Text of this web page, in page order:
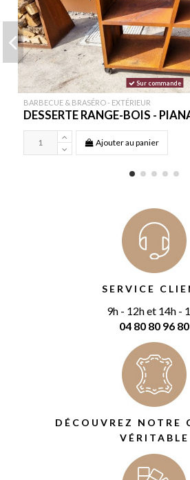
Sur commande
BARBECUE & BRASÉRO - EXTÉRIEUR
DESSERTE RANGE-BOIS -
Ajouter au panier
SERVICE
9h - 12h et 14h -
04 80 80 96 80
DÉCOUVREZ NOTRE
VÉRITABLE